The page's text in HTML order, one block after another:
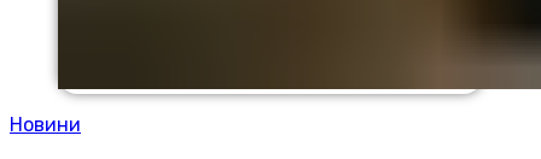
Новини